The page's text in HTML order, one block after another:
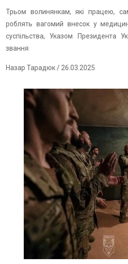
Трьом волинянкам, які працею,
роблять вагомий внесок у
суспільства, Указом Президента
звання
Назар Тарадюк/ 26.03.2025